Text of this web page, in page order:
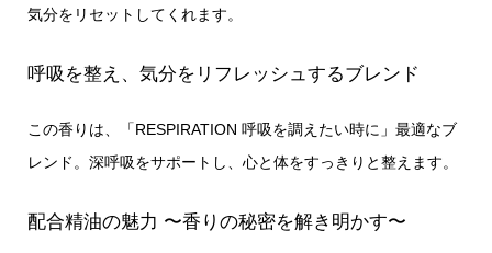
気分をリセットしてくれます。
呼吸を整え、気分をリフレッシュするブレンド
この香りは、「RESPIRATION 呼吸を調えたい時に」最適なブ
レンド。深呼吸をサポートし、心と体をすっきりと整えます。
配合精油の魅力 〜香りの秘密を解き明かす〜